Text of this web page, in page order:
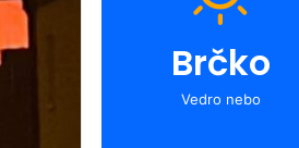
Brčko
Vedro nebo